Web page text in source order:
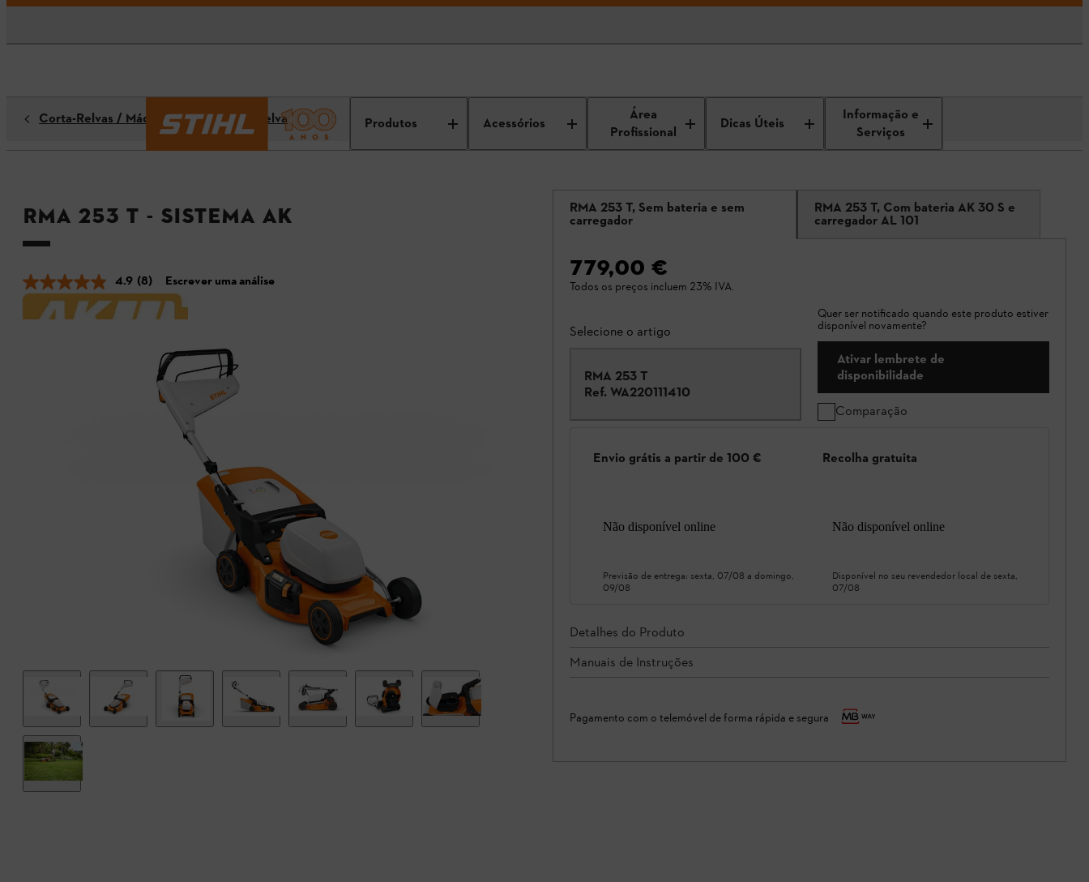
Produtos Acessórios
Área
Profissional
Dicas Úteis
Informação e
Serviços
Corta-Relvas / Máquinas de Corte de Relva
RMA 253 T - Sistema AK
4.9 (8) Escrever uma análise
RMA 253 T, Sem bateria e sem
carregador
RMA 253 T, Com bateria AK 30 S e
carregador AL 101
779,00 €
Todos os preços incluem 23% IVA.
Selecione o artigo
RMA 253 T
Ref. WA220111410
Quer ser notificado quando este produto estiver
disponível novamente?
Ativar lembrete de
disponibilidade
Comparação
Envio grátis a partir de 100 €
Não disponível online
Previsão de entrega: sexta, 07/08 a domingo,
09/08
Recolha gratuita
Não disponível online
Disponível no seu revendedor local de sexta,
07/08
Detalhes do Produto
Manuais de Instruções
Pagamento com o telemóvel de forma rápida e segura